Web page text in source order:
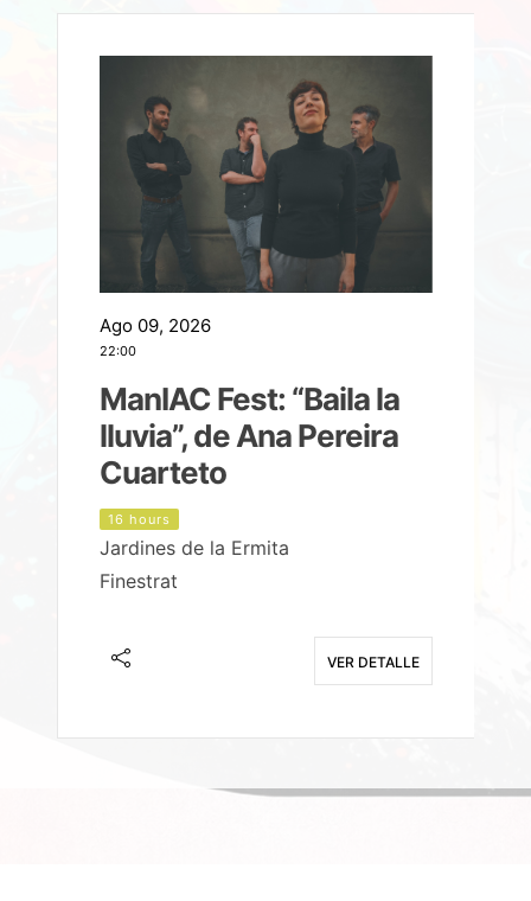
Ago 09, 2026
22:00
ManIAC Fest: “Baila la
lluvia”, de Ana Pereira
Cuarteto
16 hours
Jardines de la Ermita
Finestrat
VER DETALLE